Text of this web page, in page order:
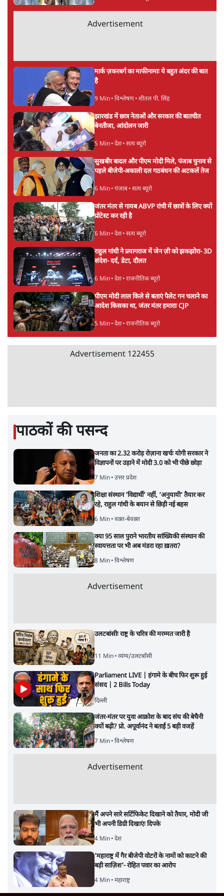
Advertisement
मार्क ज़करबर्ग का माफीनामाः ये बहुत अंदर की बात
है
9 Min• विश्लेषण• शीतल पी. सिंह
झारखंड में छात्र नेताओं और सरकार की बातचीत
बेनतीजा, आंदोलन जारी
5 Min• देश• सत्य ब्यूरो
सुखबीर बादल और पीएम मोदी मिले, पंजाब चुनाव से
पहले बीजेपी-अकाली दल गठबंधन की अटकलें तेज
6 Min• पंजाब• सत्य ब्यूरो
जंतर मंतर से गायब ABVP रांची में छात्रों के लिए क्यों
प्रोटेस्ट कर रही है
6 Min• देश• सत्य ब्यूरो
राहुल गांधी ने प्रयागराज में जेन ज़ी को झकझोरा- 3D
संदेश- दर्द, डेटा, दौलत
6 Min• देश• राजनीतिक ब्यूरो
पीएम मोदी लाल किले से बताएं पैलेट गन चलाने का
आदेश किसका था, जंतर मंतर हमाराः CJP
5 Min• देश• राजनीतिक ब्यूरो
Advertisement 122455
पाठकों की पसन्द
जनता का 2.32 करोड़ रोज़ाना खर्चः योगी सरकार ने
विज्ञापनों पर उड़ाने में मोदी 3.0 को भी पीछे छोड़ा
7 Min• उत्तर प्रदेश
शिक्षा संस्थान ‘विद्यार्थी’ नहीं, ‘अनुयायी’ तैयार कर
रहे, राहुल गांधी के बयान से छिड़ी नई बहस
6 Min• वक़्त-बेवक़्त
क्या 95 साल पुराने भारतीय सांख्यिकी संस्थान की
स्वायत्तता पर भी अब मंडरा रहा ख़तरा?
8 Min• विश्लेषण
Advertisement
उलटबांसीः राष्ट्र के चरित्र की मरम्मत जारी है
11 Min• व्यंग्य/उलटबाँसी
Parliament LIVE | हंगामे के बीच फिर शुरू हुई
संसद | 2 Bills Today
दिल्ली
जंतर-मंतर पर युवा आक्रोश के बाद संघ की बेचैनी
क्यों बढ़ी? प्रो. अपूर्वानंद ने बताईं 5 बड़ी वजहें
7 Min• विश्लेषण
Advertisement
मैं अपने सारे सर्टिफिकेट दिखाने को तैयार, मोदी जी
भी अपनी डिग्री दिखाएंः दिपके
4 Min• देश
'महाराष्ट्र में गैर बीजेपी वोटरों के नामों को काटने की
बड़ी साज़िश'- रोहित पवार का आरोप
4 Min• महाराष्ट्र